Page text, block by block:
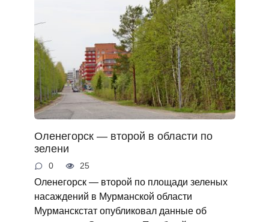
Оленегорск — второй в области по
зелени
0 25
Оленегорск — второй по площади зеленых
насаждений в Мурманской области
Мурманскстат опубликовал данные об